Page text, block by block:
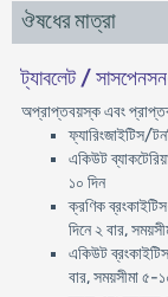
ঔষধের মাত্রা
ট্যাবলেট /
অপ্রাপ্তবয়স্ক এবং
ফ্যারিংজাইটিস/
একিউট
১০ দিন
ক্রণিক
দিনে ২ বার,
একিউট
বার, সময়সীমা ৫-